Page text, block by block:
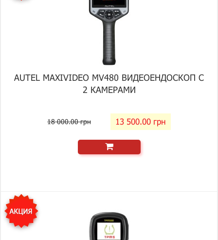
AUTEL MAXIVIDEO MV480 ВИДЕОЕНДОСКОП С
2 КАМЕРАМИ
18 000.00 грн 13 500.00 грн